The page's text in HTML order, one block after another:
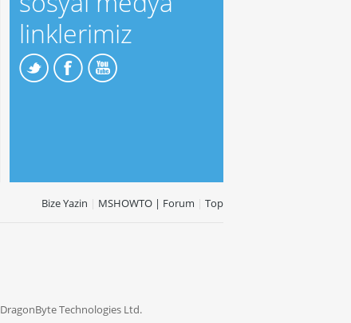
linklerimiz
Bize Yazin | MSHOWTO | Forum | Top
Technologies Ltd.